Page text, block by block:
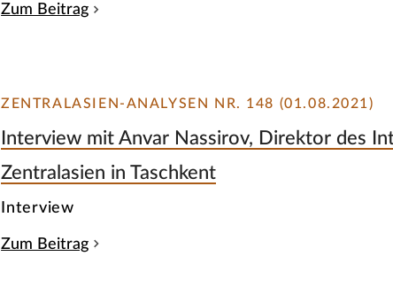
Zum Beitrag
ZENTRALASIEN-ANALYSEN NR. 148 (01.08.2021)
Interview mit Anvar Nassirov, Direktor des
Zentralasien in Taschkent
Interview
Zum Beitrag